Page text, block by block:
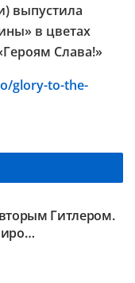
выпустила
в цветах
Слава!»
glory-to-the-
Гитлером.